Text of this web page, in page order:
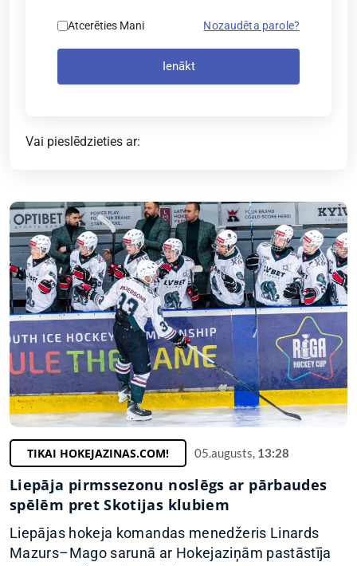
Atcerēties Mani Nozaudēta parole?
Ienākt
Vai pieslēdzieties ar:
TIKAI HOKEJAZINAS.COM! 05.augusts, 13:28
Liepāja pirmssezonu noslēgs ar pārbaudes
spēlēm pret Skotijas klubiem
Liepājas hokeja komandas menedžeris Linards
Mazurs–Mago sarunā ar Hokejaziņām pastāstīja